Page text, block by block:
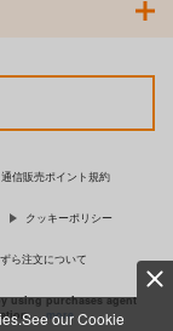
our Cookie
通信販売ポイント規約
クッキーポリシー
ら注文について
using purchases agent
…more